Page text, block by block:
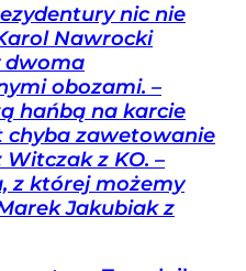
nic nie
Nawrocki
dwoma
obozami. –
hańbą na karcie
chyba zawetowanie
Witczak z KO. –
z której możemy
Jakubiak z